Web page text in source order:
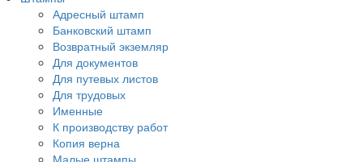
Адресный штамп
Банковский штамп
Возвратный экземляр
Для документов
Для путевых листов
Для трудовых
Именные
К производству работ
Копия верна